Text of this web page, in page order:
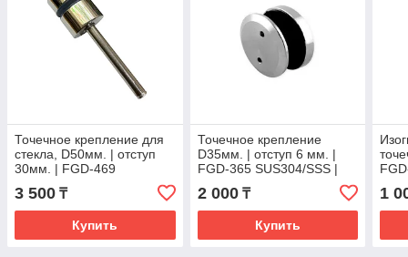
Точечное крепление для
стекла, D50мм. | отступ
30мм. | FGD-469
SUS304/PSS | Хром
3 500 ₸
Купить
Точечное крепление
D35мм. | отступ 6 мм. |
FGD-365 SUS304/SSS |
Матовый
2 000₸
Купить
1